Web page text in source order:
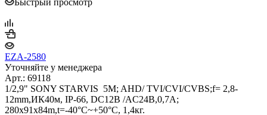
EZA-2580
Уточняйте у менеджера
Арт.: 69118
1/2,9" SONY STARVIS 5M; AHD/ TVI/CVI/CVBS;f= 2,8-
12mm,ИК40м, IP-66, DC12B /AC24В,0,7A;
280x91x84m,t=-40°C~+50°C, 1,4кг.